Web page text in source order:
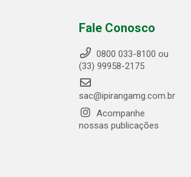
Fale Conosco
0800 033-8100 ou
(33) 99958-2175
sac@ipirangamg.com.br
Acompanhe
nossas publicações